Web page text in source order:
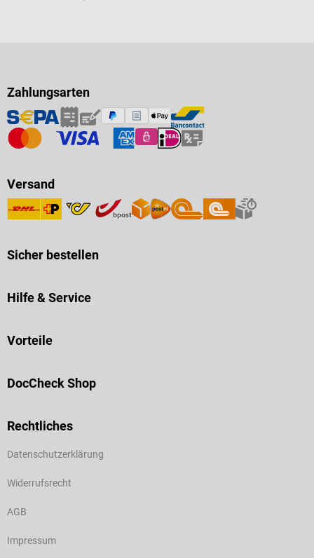
Zahlungsarten
Versand
Sicher bestellen
Hilfe & Service
Vorteile
DocCheck Shop
Rechtliches
Datenschutzerklärung
Widerrufsrecht
AGB
Impressum